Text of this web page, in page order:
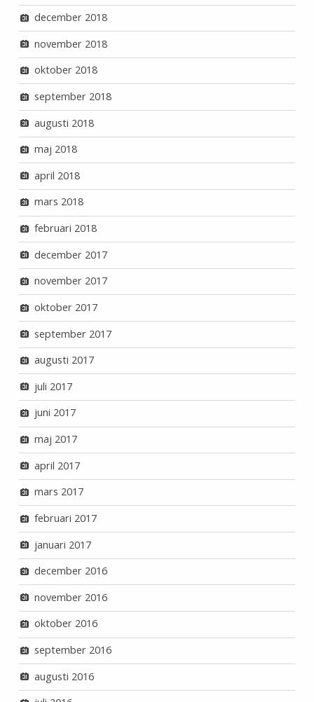
december 2018
november 2018
oktober 2018
september 2018
augusti 2018
maj 2018
april 2018
mars 2018
februari 2018
december 2017
november 2017
oktober 2017
september 2017
augusti 2017
juli 2017
juni 2017
maj 2017
april 2017
mars 2017
februari 2017
januari 2017
december 2016
november 2016
oktober 2016
september 2016
augusti 2016